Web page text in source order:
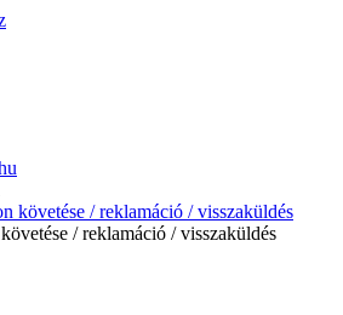
követése / reklamáció / visszaküldés
/ reklamáció / visszaküldés